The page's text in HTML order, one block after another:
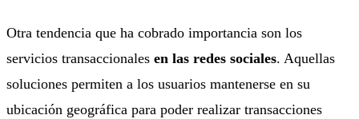
Otra tendencia que ha cobrado importancia son los
servicios transaccionales en las redes sociales. Aquellas
soluciones permiten a los usuarios mantenerse en su
ubicación geográfica para poder realizar transacciones